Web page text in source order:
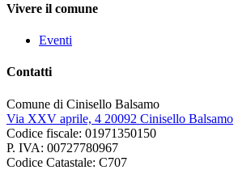
Vivere il comune
Eventi
Contatti
Comune di Cinisello Balsamo
Via XXV aprile, 4 20092 Cinisello Balsamo
Codice fiscale: 01971350150
P. IVA: 00727780967
Codice Catastale: C707